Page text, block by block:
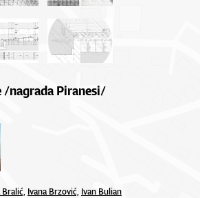
nagrada Piranesi/
Bralić, Ivana Brzović, Ivan Bulian